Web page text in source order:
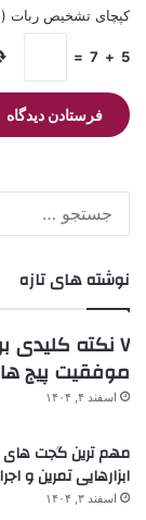
کپچای تشخیص ربات
5
+
7
=
نوشته های تازه
۷ نکته کلیدی
موفقیت پیج
اسفند ۴, ۱۴۰۴
مهم ترین گجت های
ابزارهایی تمرین و
اسفند ۳, ۱۴۰۴